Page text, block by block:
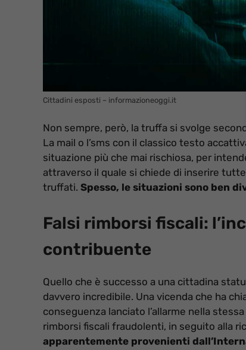
Cittadini esposti – informazioneoggi.it
Non sempre, però, la truffa si svolge
La mail o l’sms con il classico testo
situazione più che mai rischiosa, per
attraverso il quale si chiede di inserire
truffati. Spesso, le situazioni sono ben
Falsi rimborsi fiscali:
contribuente
Quello che è successo a una cittadina
davvero incredibile. Una vicenda che ha
conseguenza lanciato l’allarme nella
rimborsi fiscali fraudolenti, in seguito alla
apparentemente provenienti